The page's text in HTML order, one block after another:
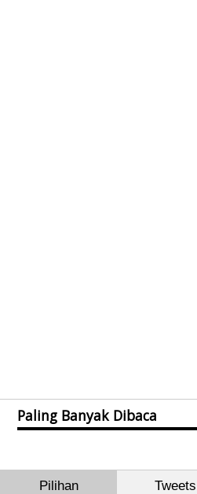
Paling Banyak Dibaca
Pilihan Tweets